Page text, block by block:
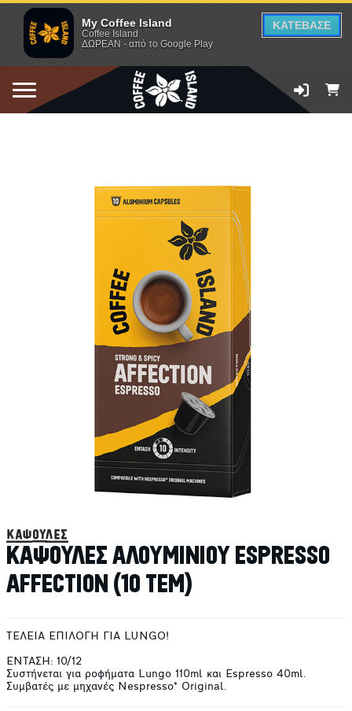
My Coffee Island
Coffee Island
ΔΩΡΕΑΝ - από το Google Play
ΚΑΤΕΒΑΣΕ
κάψουλες
ΚΑΨΟΥΛΕΣ ΑΛΟΥΜΙΝΙΟΥ ESPRESSO
AFFECTION (10 ΤΕΜ)
ΤΕΛΕΙΑ ΕΠΙΛΟΓΗ ΓΙΑ LUNGO!
ΕΝΤΑΣΗ: 10/12
Συστήνεται για ροφήματα Lungo 110ml και Espresso 40ml.
Συμβατές με μηχανές Nespresso* Original.